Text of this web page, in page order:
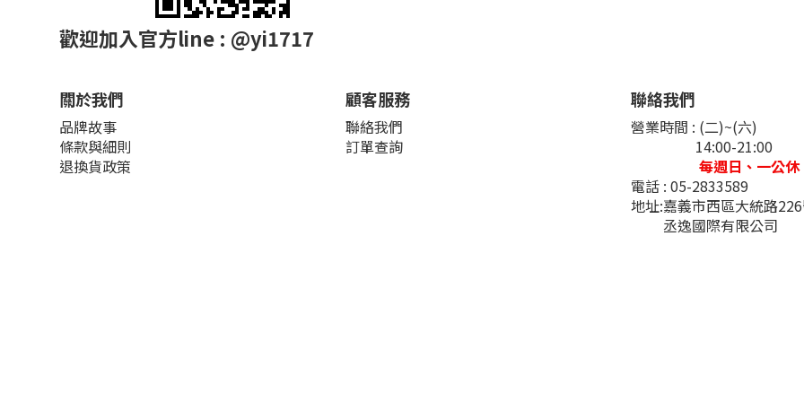
歡迎加入官方line : @yi1717
關於我們
品牌故事
條款與細則
退換貨政策
顧客服務
聯絡我們
訂單查詢
聯絡我們
營業時間 : (二)~(六)
14:00-21:00
每週日、一公休
電話 : 05-2833589
地址:嘉義市西區大統路
丞逸國際有限公司